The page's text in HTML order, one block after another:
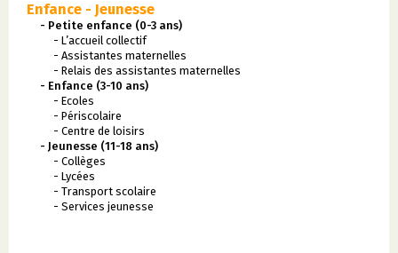
Enfance - Jeunesse
- Petite enfance (0-3 ans)
- L’accueil collectif
- Assistantes maternelles
- Relais des assistantes maternelles
- Enfance (3-10 ans)
- Ecoles
- Périscolaire
- Centre de loisirs
- Jeunesse (11-18 ans)
- Collèges
- Lycées
- Transport scolaire
- Services jeunesse